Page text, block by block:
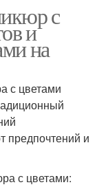
с
и
на
с цветами
предпочтений и
с цветами: